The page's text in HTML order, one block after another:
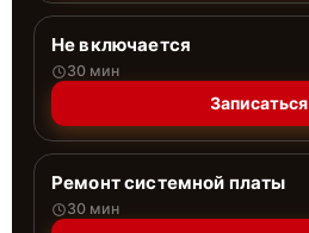
Не включается
30 мин
Записаться
Ремонт системной платы
30 мин